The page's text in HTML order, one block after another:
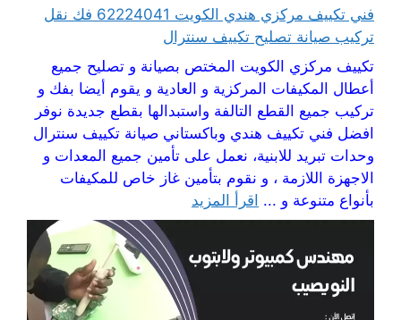
فني تكييف مركزي هندي الكويت 62224041 فك نقل
تركيب صيانة تصليح تكييف سنترال
تكييف مركزي الكويت المختص بصيانة و تصليح جميع
أعطال المكيفات المركزية و العادية و يقوم أيضا بفك و
تركيب جميع القطع التالفة واستبدالها بقطع جديدة نوفر
افضل فني تكييف هندي وباكستاني صيانة تكييف سنترال
وحدات تبريد للابنية، نعمل على تأمين جميع المعدات و
الاجهزة اللازمة ، و نقوم بتأمين غاز خاص للمكيفات
بأنواع متنوعة و ... اقرأ المزيد